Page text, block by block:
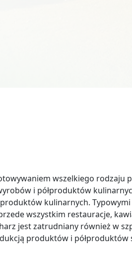
wszelkiego rodzaju
i półproduktów
kulinarnych.
wszystkim restauracje,
jest zatrudniany również w
produktów i półproduktów